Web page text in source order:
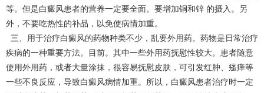
等。但是白癜风患者的营养一定要全面。要增加铜和锌 的摄入。另
外，不要吃热性的补品，以免使病情加重。
三、用于治疗白癜风的药物种类不少，乱要外用药。药物是日常治疗
疾病的一种重要方法。目前。其中一些外用药抚慰性较大。患者随意
使用外用药，或者大量涂抹，很容易抚慰皮肤，可引发红肿、瘙痒等
一些不良反应，导致白癜风病情加重。所以，白癜风患者治疗时一定